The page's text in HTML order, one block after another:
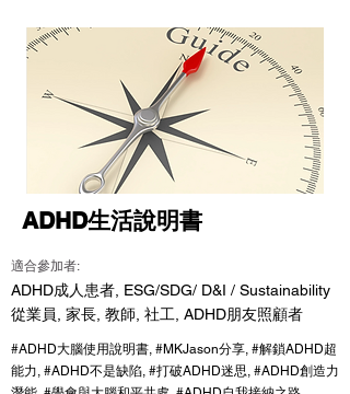
ADHD生活說明書
適合參加者:
ADHD成人患者, ESG/SDG/ D&I / Sustainability
從業員, 家長, 教師, 社工, ADHD朋友照顧者
#ADHD大腦使用說明書, #MKJason分享, #解鎖ADHD超
能力, #ADHD不是缺陷, #打破ADHD迷思, #ADHD創造力